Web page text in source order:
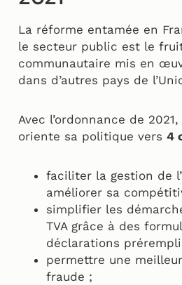
La réforme entamée en
le secteur public est le
communautaire mis en
dans d’autres pays de
Avec l’ordonnance de
oriente sa politique vers 4
faciliter la gestion de
améliorer sa
simplifier les
TVA grâce à des
déclarations
permettre une
fraude ;